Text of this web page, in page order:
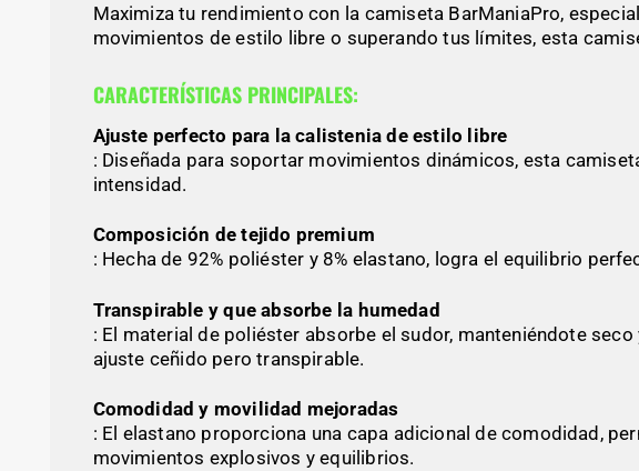
Maximiza tu rendimiento con la camiseta BarManiaPro,
movimientos de estilo libre o superando tus límites, esta
CARACTERÍSTICAS PRINCIPALES:
Ajuste perfecto para la calistenia de estilo libre
: Diseñada para soportar movimientos dinámicos, esta
intensidad.
Composición de tejido premium
: Hecha de 92% poliéster y 8% elastano, logra el equilibrio
Transpirable y que absorbe la humedad
: El material de poliéster absorbe el sudor, manteniéndote
ajuste ceñido pero transpirable.
Comodidad y movilidad mejoradas
: El elastano proporciona una capa adicional de comodidad,
movimientos explosivos y equilibrios.